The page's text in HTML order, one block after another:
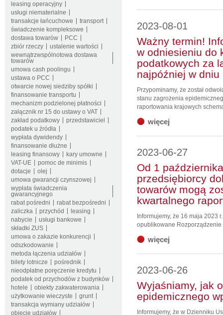
leasing operacyjny
usługi niematerialne
transakcje łańcuchowe
transport
świadczenie kompleksowe
dostawa towarów
PCC
zbiór rzeczy
ustalenie wartości
wewnątrzwspólnotowa dostawa
towarów
umowa cash poolingu
ustawa o PCC
otwarcie nowej siedziby spółki
finansowanie transportu
mechanizm podzielonej płatności
załącznik nr 15 do ustawy o VAT
zakład podatkowy
przedstawiciel
podatek u źródła
wypłata dywidendy
finansowanie dłużne
leasing finansowy
kary umowne
VAT-UE
pomoc de minimis
dotacje
olej
umowa gwarancji czynszowej
wypłata świadczenia
gwarancyjnego
rabat pośredni
rabat bezpośredni
zaliczka
przychód
leasing
nabycie
usługi bankowe
składki ZUS
umowa o zakazie konkurencji
odszkodowanie
metoda łączenia udziałów
bilety lotnicze
pośrednik
nieodpłatne poręczenie kredytu
podatek od przychodów z budynków
hotele
obiekty zakwaterowania
użytkowanie wieczyste
grunt
transakcja wymiany udziałów
objęcie udziałów
2023-08-01
Ważny termin!
w odniesieniu do
podatkowych za
najpóźniej w
Przypominamy, że został
stanu zagrożenia
raportowania krajowych
więcej
2023-06-27
Od 1
przedsiębiorcy
towarów mogą
kwartalnego
Informujemy, że 16 maja 2023
opublikowane Rozporządzenie
więcej
2023-06-26
Wyjaśniamy, jak
epidemicznego
Informujemy, że w Dzienniku